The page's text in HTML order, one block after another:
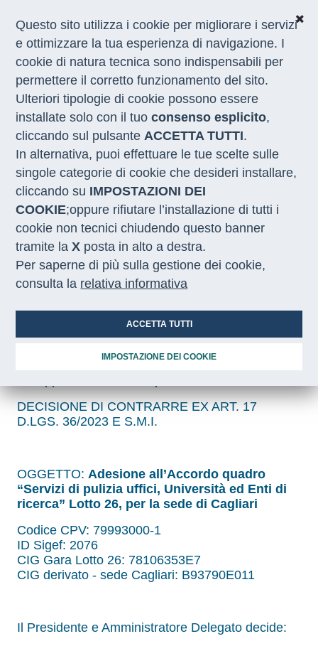
CHI SIAMO
COSA FACCIAMO
I NOSTRI SERVIZI
MEDIA
CON LE REGIONI
Home / Bandi / Gare in Evidenza / Uni Cagliari
Adesione all’Accordo quadro
“Servizi di pulizia uffici,
Università ed Enti di ricerca”
Lotto 26, per la sede di Cagliari
Codice Identificativo Gara:Derivato - sede
Cagliari: B93790E011
DECISIONE DI CONTRARRE EX ART. 17
D.LGS. 36/2023 E S.M.I.
OGGETTO: Adesione all’Accordo quadro
“Servizi di pulizia uffici, Università ed Enti di
ricerca” Lotto 26, per la sede di Cagliari
Codice CPV: 79993000-1
ID Sigef: 2076
CIG Gara Lotto 26: 78106353E7
CIG derivato - sede Cagliari: B93790E011
Il Presidente e Amministratore Delegato decide:
Questo sito utilizza i cookie per migliorare i servizi
e ottimizzare la tua esperienza di navigazione. I
cookie di natura tecnica sono indispensabili per
permettere il corretto funzionamento del sito.
Ulteriori tipologie di cookie possono essere
installate solo con il tuoconsenso esplicito,
cliccando sul pulsanteACCETTA TUTTI.
In alternativa, puoi effettuare le tue scelte sulle
singole categorie di cookie che desideri installare,
cliccando su IMPOSTAZIONI DEI
COOKIE;oppure rifiutare l’installazione di tutti i
cookie non tecnici chiudendo questo banner
tramite laX posta in alto a destra.
Per saperne di più sulla gestione dei cookie,
consulta la relativa informativa
ACCETTA TUTTI
IMPOSTAZIONE DEI COOKIE